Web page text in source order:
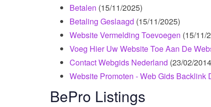
Betalen (15/11/2025)
Betaling Geslaagd (15/11/2025)
Website Vermelding Toevoegen (15/11/
Voeg Hier Uw Website Toe Aan De
Contact Webgids Nederland (23/02/
Website Promoten - Web Gids Backlink
BePro Listings